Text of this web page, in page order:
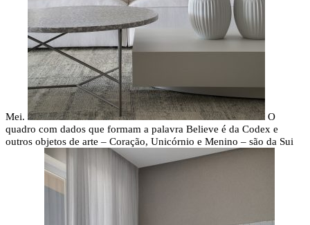
Mei.
O
quadro com dados que formam a palavra Believe é da Codex e
outros objetos de arte – Coração, Unicórnio e Menino – são da Sui